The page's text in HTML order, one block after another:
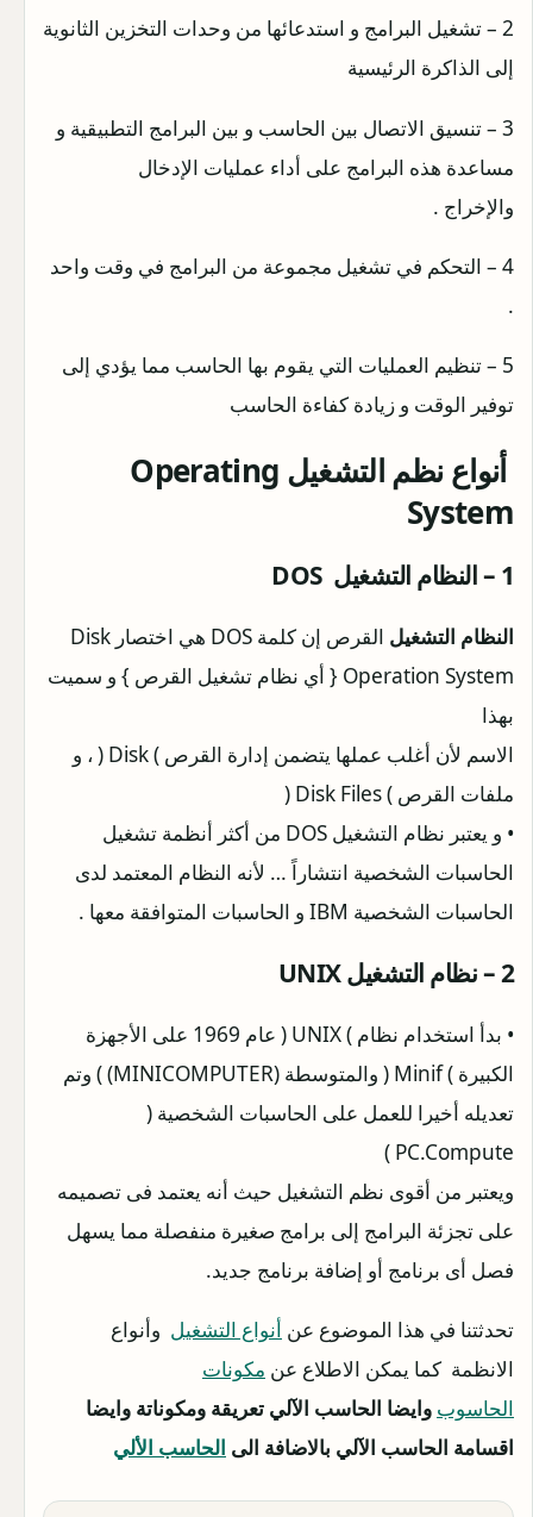
2 – تشغيل البرامج و استدعائها من وحدات التخزين الثانوية
إلى الذاكرة الرئيسية
3 – تنسيق الاتصال بين الحاسب و بين البرامج التطبيقية و
مساعدة هذه البرامج على أداء عمليات الإدخال
والإخراج .
4 – التحكم في تشغيل مجموعة من البرامج في وقت واحد
.
5 – تنظيم العمليات التي يقوم بها الحاسب مما يؤدي إلى
توفير الوقت و زيادة كفاءة الحاسب
أنواع نظم التشغيل Operating
System
1 – النظام التشغيل DOS
النظام التشغيل
القرص إن كلمة DOS هي اختصار Disk
Operation System { أي نظام تشغيل القرص } و سميت
بهذا
الاسم لأن أغلب عملها يتضمن إدارة القرص ) Disk ( ، و
ملفات القرص ) Disk Files (
• و يعتبر نظام التشغيل DOS من أكثر أنظمة تشغيل
الحاسبات الشخصية انتشاراً … لأنه النظام المعتمد لدى
الحاسبات الشخصية IBM و الحاسبات المتوافقة معها .
2 – نظام التشغيل UNIX
• بدأ استخدام نظام ) UNIX ( عام 1969 على الأجهزة
الكبيرة ) Minif ( والمتوسطة (MINICOMPUTER) ) وتم
تعديله أخيرا للعمل على الحاسبات الشخصية (
PC.Compute )
ويعتبر من أقوى نظم التشغيل حيث أنه يعتمد فى تصميمه
على تجزئة البرامج إلى برامج صغيرة منفصلة مما يسهل
فصل أى برنامج أو إضافة برنامج جديد.
تحدثتنا في هذا الموضوع عن أنواع التشغيل وأنواع
الانظمة كما يمكن الاطلاع عن مكونات
الحاسوب وايضا الحاسب الآلي تعريقة ومكوناتة وايضا
اقسامة الحاسب الآلي بالاضافة الى الحاسب الألي